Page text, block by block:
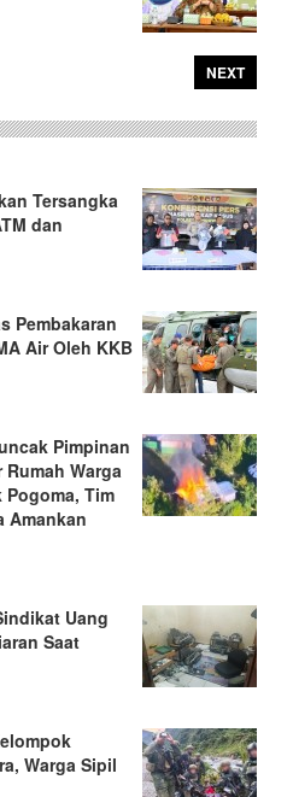
NEXT
Tersangka
dan
Pembakaran
Air Oleh KKB
Pimpinan
Warga
Tim
Amankan
Uang
Saat
Warga Sipil